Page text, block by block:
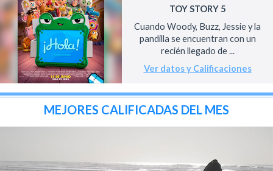
TOY STORY 5
Cuando Woody, Buzz, Jessie y la
pandilla se encuentran con un
recién llegado de ...
Ver datos y Calificaciones
MEJORES CALIFICADAS DEL MES